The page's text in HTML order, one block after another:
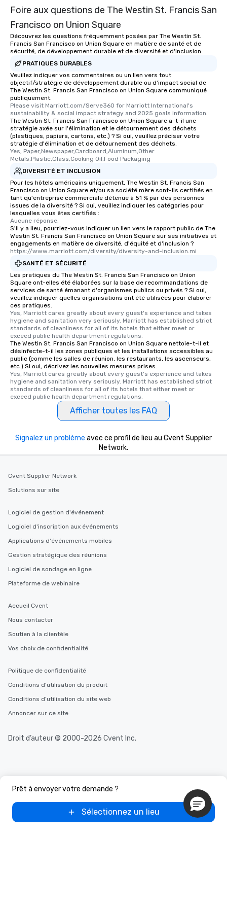
fascinating stories.
ensuring there is
Different Types of
several renowned
convenient outing,
and your guests
discovered otherwise
at a typical corporate
a way to try some of
in the city and dive
cuisines and dishes.
delight any palate. Tours Available
from Day to Night
group experience,
after work, we can
you to provide
needs. Go for as Long or as Short as
scheduling, Lip
Tours also provides a
durations. Our
hours, with optional
incentives.
Foire aux questions de The Westin St. Francis San
Francisco on Union Square
Découvrez les questions fréquemment posées par The Westin St.
Francis San Francisco on Union Square en matière de santé et de
sécurité, de développement durable et de diversité et d'inclusion.
PRATIQUES DURABLES
Veuillez indiquer vos commentaires ou un lien vers tout
objectif/stratégie de développement durable ou d'impact social de
The Westin St. Francis San Francisco on Union Square communiqué
publiquement.
Please visit Marriott.com/Serve360 for Marriott International's
sustainability & social impact strategy and 2025 goals information.
The Westin St. Francis San Francisco on Union Square a-t-il une
stratégie axée sur l'élimination et le détournement des déchets
(plastiques, papiers, cartons, etc.) ? Si oui, veuillez préciser votre
stratégie d'élimination et de détournement des déchets.
Yes, Paper,Newspaper,Cardboard,Aluminum,Other
Metals,Plastic,Glass,Cooking Oil,Food Packaging
DIVERSITÉ ET INCLUSION
Pour les hôtels américains uniquement, The Westin St. Francis San
Francisco on Union Square et/ou sa société mère sont-ils certifiés en
tant qu'entreprise commerciale détenue à 51 % par des personnes
issues de la diversité ? Si oui, veuillez indiquer les catégories pour
lesquelles vous êtes certifiés :
Aucune réponse.
S'il y a lieu, pourriez-vous indiquer un lien vers le rapport public de The
Westin St. Francis San Francisco on Union Square sur ses initiatives et
engagements en matière de diversité, d'équité et d'inclusion ?
https://www.marriott.com/diversity/diversity-and-inclusion.mi
SANTÉ ET SÉCURITÉ
Les pratiques du The Westin St. Francis San Francisco on Union
Square ont-elles été élaborées sur la base de recommandations de
services de santé émanant d'organismes publics ou privés ? Si oui,
veuillez indiquer quelles organisations ont été utilisées pour élaborer
ces pratiques.
Yes, Marriott cares greatly about every guest's experience and takes
hygiene and sanitation very seriously. Marriott has established strict
standards of cleanliness for all of its hotels that either meet or
exceed public health department regulations.
The Westin St. Francis San Francisco on Union Square nettoie-t-il et
désinfecte-t-il les zones publiques et les installations accessibles au
public (comme les salles de réunion, les restaurants, les ascenseurs,
etc.) Si oui, décrivez les nouvelles mesures prises.
Yes, Marriott cares greatly about every guest's experience and takes
hygiene and sanitation very seriously. Marriott has established strict
standards of cleanliness for all of its hotels that either meet or
exceed public health department regulations.
Afficher toutes les FAQ
Prêt à envoyer votre demande ?
Sélectionnez un lieu
Signalez un problème avec ce profil de lieu au Cvent Supplier
Network.
Cvent Supplier Network
Solutions sur site
Logiciel de gestion d'événement
Logiciel d'inscription aux événements
Applications d'événements mobiles
Gestion stratégique des réunions
Logiciel de sondage en ligne
Plateforme de webinaire
Accueil Cvent
Nous contacter
Soutien à la clientèle
Vos choix de confidentialité
Politique de confidentialité
Conditions d’utilisation du produit
Conditions d’utilisation du site web
Annoncer sur ce site
Droit d’auteur © 2000-2026 Cvent Inc.